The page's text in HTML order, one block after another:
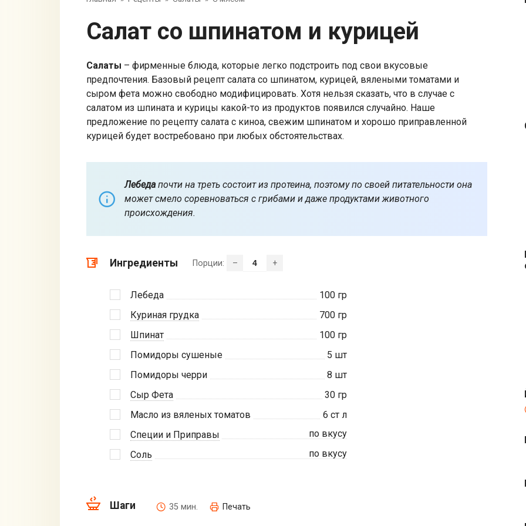
Салат со шпинатом и курицей
Салаты – фирменные блюда, которые легко подстроить под свои вкусовые
предпочтения. Базовый рецепт салата со шпинатом, курицей, вялеными томатами и
сыром фета можно свободно модифицировать. Хотя нельзя сказать, что в случае с
салатом из шпината и курицы какой-то из продуктов появился случайно. Наше
предложение по рецепту салата с киноа, свежим шпинатом и хорошо приправленной
курицей будет востребовано при любых обстоятельствах.
Лебедапочти на треть состоит из протеина, поэтому по своей питательности она
может смело соревноваться с грибами и даже продуктами животного
происхождения.
Ингредиенты Порции: – +
Лебеда 100гр
Куриная грудка
700гр
Шпинат
100гр
Помидоры сушеные
5 шт
Помидоры черри
8 шт
Сыр Фета
30гр
Масло из вяленых томатов
6 ст л
Специи и Приправы
по вкусу
Соль
по вкусу
Шаги 35 мин. Печать